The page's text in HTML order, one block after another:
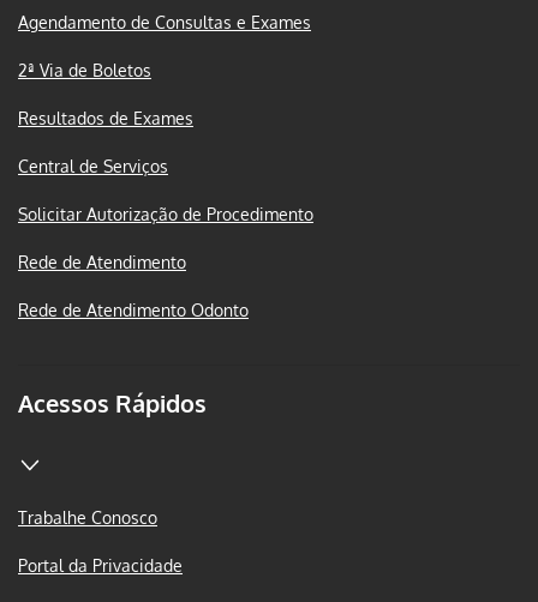
Agendamento de Consultas e Exames
2ª Via de Boletos
Resultados de Exames
Central de Serviços
Solicitar Autorização de Procedimento
Rede de Atendimento
Rede de Atendimento Odonto
Acessos Rápidos
Trabalhe Conosco
Portal da Privacidade